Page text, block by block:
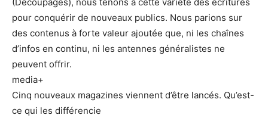
pour conquérir de nouveaux publics. Nous parions sur
des contenus à forte valeur ajoutée que, ni les chaînes
d’infos en continu, ni les antennes généralistes ne
peuvent offrir.
media+
Cinq nouveaux magazines viennent d’être lancés. Qu’est-
ce qui les différencie